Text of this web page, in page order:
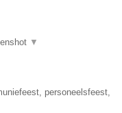
▼
personeelsfeest,